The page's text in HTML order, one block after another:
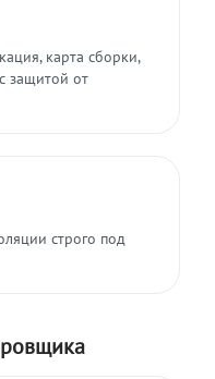
карта сборки,
защитой от
строго под